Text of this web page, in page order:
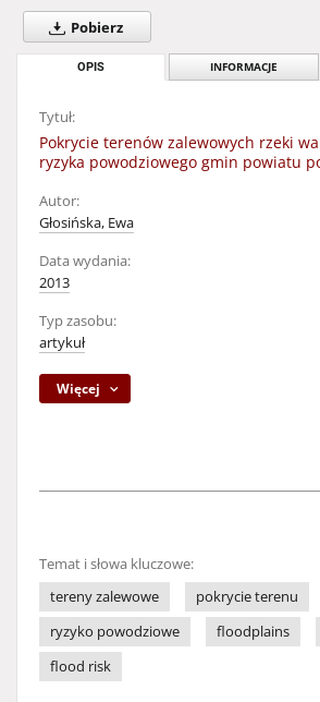
Pobierz
OPIS INFORMACJE
Tytuł:
Pokrycie terenów zalewowych rzeki
ryzyka powodziowego gmin powiatu
Autor:
Głosińska, Ewa
Data wydania:
2013
Typ zasobu:
artykuł
Więcej
Temat i słowa kluczowe:
tereny zalewowe
pokrycie terenu
ryzyko powodziowe
floodplains
flood risk